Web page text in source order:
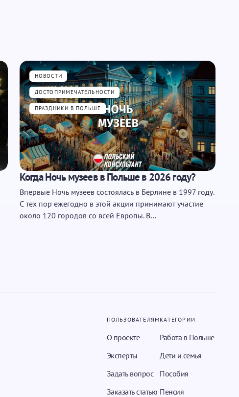
НОВОСТИ
ДОСТОПРИМЕЧАТЕЛЬНОСТИ
ПРАЗДНИКИ В ПОЛЬШЕ
Когда Ночь музеев в Польше в 2026 году?
Впервые Ночь музеев состоялась в Берлине в 1997 году.
С тех пор ежегодно в этой акции принимают участие
около 120 городов со всей Европы. В…
ПОЛЬЗОВАТЕЛЯМ
О проекте
Эксперты
Задать вопрос
Заказать статью
КАТЕГОРИИ
Работа в Польше
Дети и семья
Пособия
Пенсия